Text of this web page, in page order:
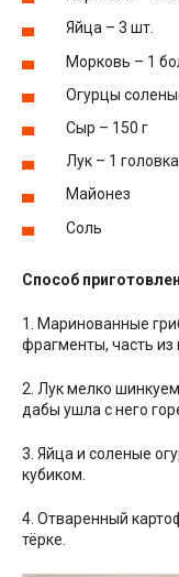
Яйца – 3 шт.
Морковь – 1
Огурцы
Сыр – 150 г
Лук – 1 головка
Майонез
Соль
Способ
1. Маринованные
фрагменты, часть из
2. Лук мелко
дабы ушла с него
3. Яйца и соленые
кубиком.
4. Отваренный
тёрке.